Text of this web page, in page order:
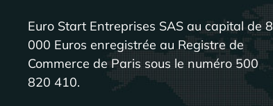
Euro Start Entreprises SAS au capital de 8
000 Euros enregistrée au Registre de
Commerce de Paris sous le numéro 500
820 410.